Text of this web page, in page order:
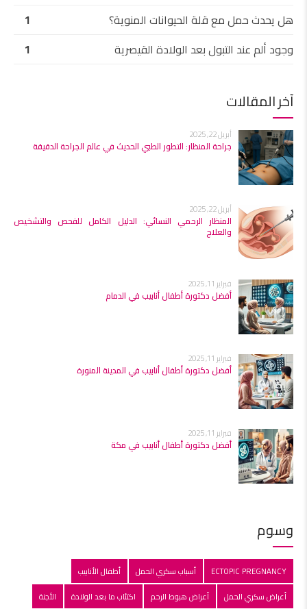
هل يحدث حمل مع قلة الحيوانات المنوية؟
1
وجود ألم عند التبول بعد الولادة القيصرية
1
آخر المقالات
أبريل 22, 2025
جراحة المنظار: التطور الطبي الحديث في عالم الجراحة الدقيقة
أبريل 22, 2025
المنظار الرحمي النسائي: الدليل الكامل للفحص والتشخيص
والعلاج
فبراير 11, 2025
أفضل دكتورة أطفال أنابيب في الدمام
فبراير 11, 2025
أفضل دكتورة أطفال أنابيب في المدينة المنورة
فبراير 11, 2025
أفضل دكتورة أطفال أنابيب في مكة
وسوم
ECTOPIC PREGNANCY أسباب سكري الحمل
أطفال الأنابيب
أعراض سكري الحمل
أعراض هبوط الرحم اكتئاب ما بعد الولادة
الأجنة